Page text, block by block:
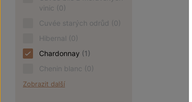
vinic (0)
Cuvée starých odrůd (0)
Hibernal (0)
Chardonnay (1)
Chenin blanc (0)
Zobrazit další